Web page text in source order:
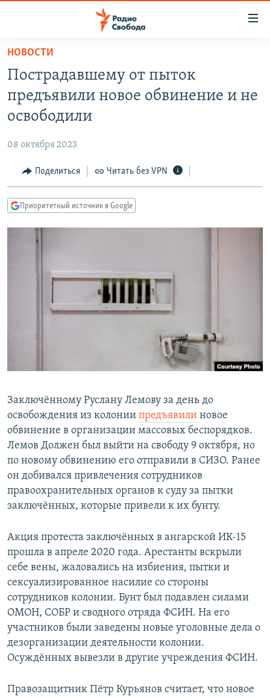
упрощенного
доступа
основному
Вернутся
Вернутся
ПОДКАСТЫ
АВТОРСКИЕ ПРОЕКТЫ
МНЕНИЯ
КУЛЬТУРА
КАВКАЗ.РЕАЛИИ
СЕВЕР.РЕАЛИИ
РАСПИСАНИЕ ВЕЩАНИЯ
ПОДПИШИТЕСЬ НА РАССЫЛКУ
СОЦИАЛЬНЫЕ СЕТИ
Все сайты РСЕ/РС
НОВОСТИ
Пострадавшему от пыток
предъявили новое обвинение и не
освободили
08 октября 2023
Поделиться Читать без VPN
Приоритетный источник в Google
Заключённому Руслану Лемову за день до
освобождения из колонии предъявили новое
обвинение в организации массовых беспорядков.
Лемов Должен был выйти на свободу 9 октября, но
по новому обвинению его отправили в СИЗО. Ранее
он добивался привлечения сотрудников
правоохранительных органов к суду за пытки
заключённых, которые привели к их бунту.
Акция протеста заключённых в ангарской ИК-15
прошла в апреле 2020 года. Арестанты вскрыли
себе вены, жаловались на избиения, пытки и
сексуализированное насилие со стороны
сотрудников колонии. Бунт был подавлен силами
ОМОН, СОБР и сводного отряда ФСИН. На его
участников были заведены новые уголовные дела о
дезорганизации деятельности колонии.
Осуждённых вывезли в другие учреждения ФСИН.
Правозащитник Пётр Курьянов считает, что новое